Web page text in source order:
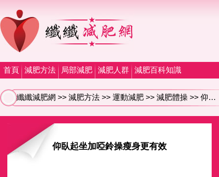
首頁 減肥方法 局部減肥 減肥人群 減肥百科知識
纖纖減肥網 >> 減肥方法 >> 運動減肥 >> 減肥體操 >> 仰臥起坐加啞鈴操瘦身更有效
仰臥起坐加啞鈴操瘦身更有效